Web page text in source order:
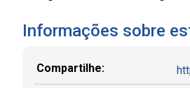
Informações sobre
Compartilhe: